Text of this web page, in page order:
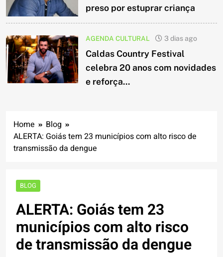
preso por estuprar criança
AGENDA CULTURAL 3 dias ago
Caldas Country Festival
celebra 20 anos com novidades
e reforça...
Home
Blog
ALERTA: Goiás tem 23 municípios com alto risco de
transmissão da dengue
BLOG
ALERTA: Goiás tem 23
municípios com alto risco
de transmissão da dengue